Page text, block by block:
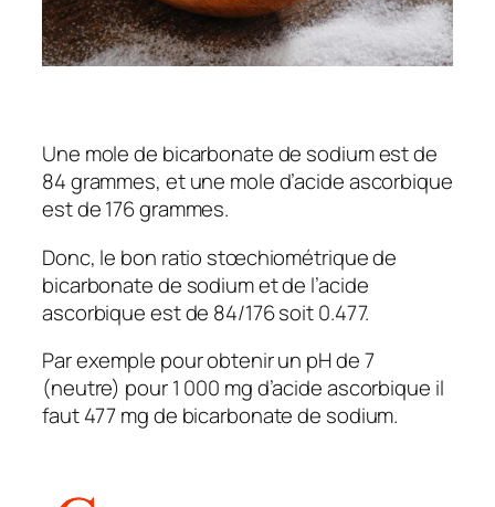
Une mole de bicarbonate de sodium est de
84 grammes, et une mole d’acide ascorbique
est de 176 grammes.
Donc, le bon ratio stœchiométrique de
bicarbonate de sodium et de l’acide
ascorbique est de 84/176 soit 0.477.
Par exemple pour obtenir un pH de 7
(neutre) pour 1 000 mg d’acide ascorbique il
faut 477 mg de bicarbonate de sodium.